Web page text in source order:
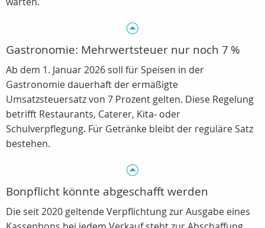
Gastronomie: Mehrwertsteuer nur noch 7 %
Ab dem 1. Januar 2026 soll für Speisen in der
Gastronomie dauerhaft der ermäßigte
Umsatzsteuersatz von 7 Prozent gelten. Diese Regelung
betrifft Restaurants, Caterer, Kita‑ oder
Schulverpflegung. Für Getränke bleibt der reguläre Satz
bestehen.
Bonpflicht könnte abgeschafft werden
Die seit 2020 geltende Verpflichtung zur Ausgabe eines